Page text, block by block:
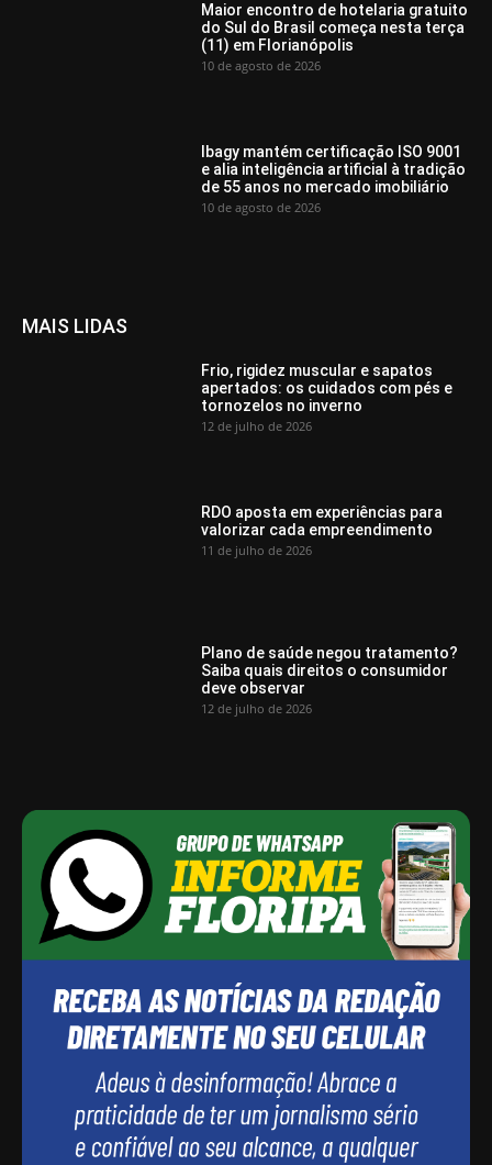
Maior encontro de hotelaria gratuito
do Sul do Brasil começa nesta terça
(11) em Florianópolis
10 de agosto de 2026
Ibagy mantém certificação ISO 9001
e alia inteligência artificial à tradição
de 55 anos no mercado imobiliário
10 de agosto de 2026
MAIS LIDAS
Frio, rigidez muscular e sapatos
apertados: os cuidados com pés e
tornozelos no inverno
12 de julho de 2026
RDO aposta em experiências para
valorizar cada empreendimento
11 de julho de 2026
Plano de saúde negou tratamento?
Saiba quais direitos o consumidor
deve observar
12 de julho de 2026